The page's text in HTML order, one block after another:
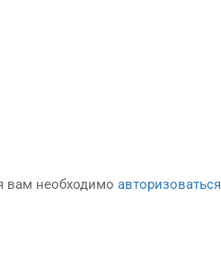
вам необходимо авторизоваться